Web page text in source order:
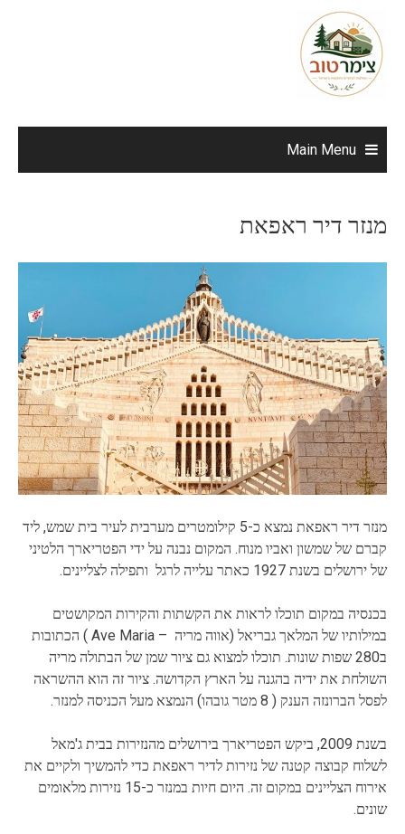
content
Main Menu
מנזר דיר ראפאת
מנזר דיר ראפאת נמצא כ-5 קילומטרים מערבית לעיר בית שמש, ליד
קברם של שמשון ואביו מנוח. המקום נבנה על ידי הפטריארך הלטיני
של ירושלים בשנת 1927 כאתר עלייה לרגל ותפילה לצליינים.
בכנסיה במקום תוכלו לראות את הקשתות והקירות המקושטים
במילותיו של המלאך גבריאל (אווה מריה – Ave Maria ) הכתובות
ב280 שפות שונות. תוכלו למצוא גם ציור שמן של הבתולה מריה
השולחת את ידיה בהגנה על הארץ הקדושה. ציור זה הוא ההשראה
לפסל הברונזה הענק ( 8 מטר גובהו) הנמצא מעל הכניסה למנזר.
בשנת 2009, ביקש הפטריארך בירושלים מהנזירות בבית ג'מאל
לשלוח קבוצה קטנה של נזירות לדיר ראפאת כדי להמשיך ולקיים את
אירוח הצליינים במקום זה. היום חיות במנזר כ-15 נזירות מלאומים
שונים.